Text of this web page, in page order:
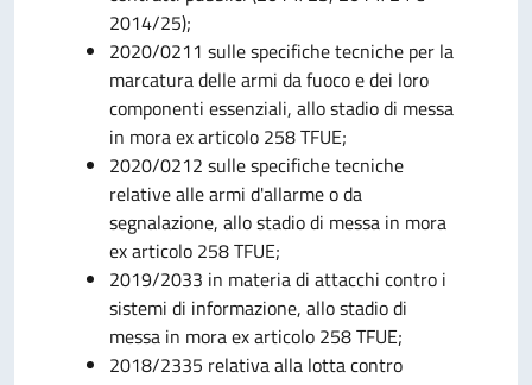
2014/25);
2020/0211 sulle specifiche tecniche per la
marcatura delle armi da fuoco e dei loro
componenti essenziali, allo stadio di messa
in mora ex articolo 258 TFUE;
2020/0212 sulle specifiche tecniche
relative alle armi d'allarme o da
segnalazione, allo stadio di messa in mora
ex articolo 258 TFUE;
2019/2033 in materia di attacchi contro i
sistemi di informazione, allo stadio di
messa in mora ex articolo 258 TFUE;
2018/2335 relativa alla lotta contro